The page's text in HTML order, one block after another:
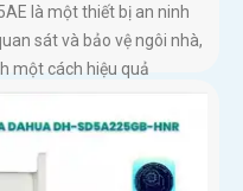
là một thiết bị an ninh
sát và bảo vệ ngôi nhà,
một cách hiệu quả